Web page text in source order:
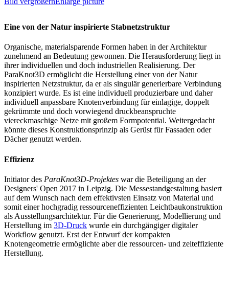
Eine von der Natur inspirierte Stabnetzstruktur
Organische, materialsparende Formen haben in der Architektur
zunehmend an Bedeutung gewonnen. Die Herausforderung liegt in
ihrer individuellen und doch industriellen Realisierung. Der
ParaKnot3D ermöglicht die Herstellung einer von der Natur
inspirierten Netzstruktur, da er als singulär generierbare Verbindung
konzipiert wurde. Es ist eine individuell produzierbare und daher
individuell anpassbare Knotenverbindung für einlagige, doppelt
gekrümmte und doch vorwiegend druckbeanspruchte
viereckmaschige Netze mit großem Formpotential. Weitergedacht
könnte dieses Konstruktionsprinzip als Gerüst für Fassaden oder
Dächer genutzt werden.
Effizienz
Initiator des ParaKnot3D-Projektes war die Beteiligung an der
Designers' Open 2017 in Leipzig. Die Messestandgestaltung basiert
auf dem Wunsch nach dem effektivsten Einsatz von Material und
somit einer hochgradig ressourceneffizienten Leichtbaukonstruktion
als Ausstellungsarchitektur. Für die Generierung, Modellierung und
Herstellung im 3D-Druck wurde ein durchgängiger digitaler
Workflow genutzt. Erst der Entwurf der kompakten
Knotengeometrie ermöglichte aber die ressourcen- und zeiteffiziente
Herstellung.